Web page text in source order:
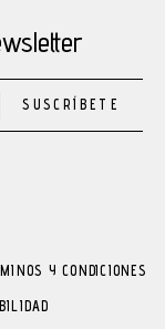
SUSCRÍBETE
Y CONDICIONES